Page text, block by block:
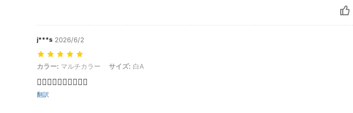
j***s 2026/6/2
カラー: マルチカラー, サイズ: 白A
カラー: マルチカラー サイズ: 白A
👍🏻👍🏻👍🏻👍🏻👍🏻
翻訳